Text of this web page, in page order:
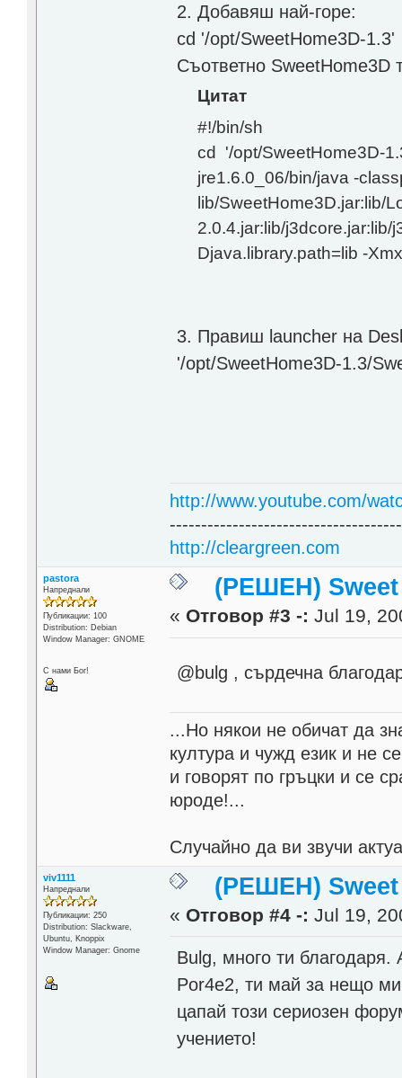
2. Добавяш най-горе:
cd '/opt/SweetHome3D-1.3'
Съответно SweetHome3D
Цитат
#!/bin/sh
cd '/opt/SweetHome3D-
jre1.6.0_06/bin/java -
lib/SweetHome3D.jar:lib/
2.0.4.jar:lib/j3dcore.jar:lib/
Djava.library.path=lib -
3. Правиш launcher на
'/opt/SweetHome3D-1.3/
http://www.youtube.com/
http://cleargreen.com
pastora
Напреднали
Публикации: 100
Distribution: Debian
Window Manager: GNOME
С нами Бог!
(РЕШЕН) Sweet
« Отговор #3 -: Jul 19,
@bulg , сърдечна
...Но някои не обичат да
култура и чужд език и не
и говорят по гръцки и се
юроде!...
Случайно да ви звучи
viv1111
Напреднали
Публикации: 250
Distribution: Slackware,
Ubuntu, Knoppix
Window Manager: Gnome
(РЕШЕН) Sweet
« Отговор #4 -: Jul 19,
Bulg, много ти
Por4e2, ти май за нещо
цапай този сериозен
учението!